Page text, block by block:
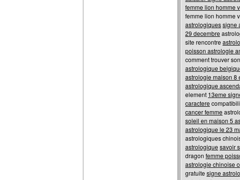
femme lion homme
femme lion homme
astrologiquessigne
29 decembre
site rencontre
poisson astrologie
comment trouver son
astrologique
astrologie maison 8
astrologique
element 13eme
caractere
cancer femme
soleil en maison 5
astrologique le 23
astrologiques
astrologique savoir
dragon femme
astrologie chinoise
gratuite signe